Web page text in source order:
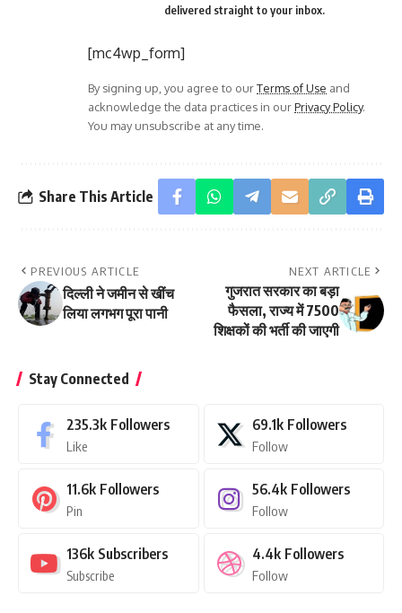
delivered straight to your inbox.
[mc4wp_form]
By signing up, you agree to ourTerms of Use and
acknowledge the data practices in ourPrivacy Policy.
You may unsubscribe at any time.
Share This Article
PREVIOUS ARTICLE
दिल्ली ने जमीन से खींच
लिया लगभग पूरा पानी
NEXT ARTICLE
गुजरात सरकार का बड़ा
फैसला, राज्य में 7500
शिक्षकों की भर्ती की जाएगी
Stay Connected
235.3k Followers
Like
69.1k Followers
Follow
11.6k Followers
Pin
56.4k Followers
Follow
136k Subscribers
Subscribe
4.4k Followers
Follow